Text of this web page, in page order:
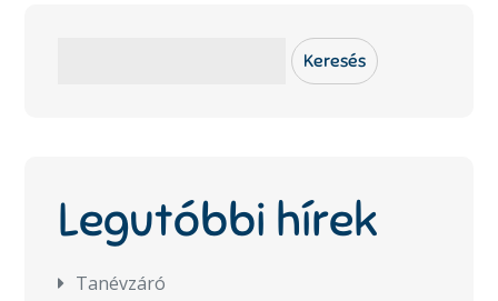
Keresés
Legutóbbi hírek
Tanévzáró